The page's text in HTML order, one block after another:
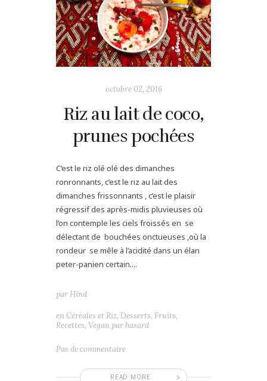
octobre 02, 2016
Riz au lait de coco,
prunes pochées
C’est le riz olé olé des dimanches
ronronnants, c’est le riz au lait des
dimanches frissonnants , c’est le plaisir
régressif des après-midis pluvieuses où
l’on contemple les ciels froissés en se
délectant de bouchées onctueuses ,où la
rondeur se mêle à l’acidité dans un élan
peter-panien certain....
READ MORE
par Hind
enCéréales et Riz, Desserts, Fruits,
Recettes, Vegan par hasard
Pas de commentaire